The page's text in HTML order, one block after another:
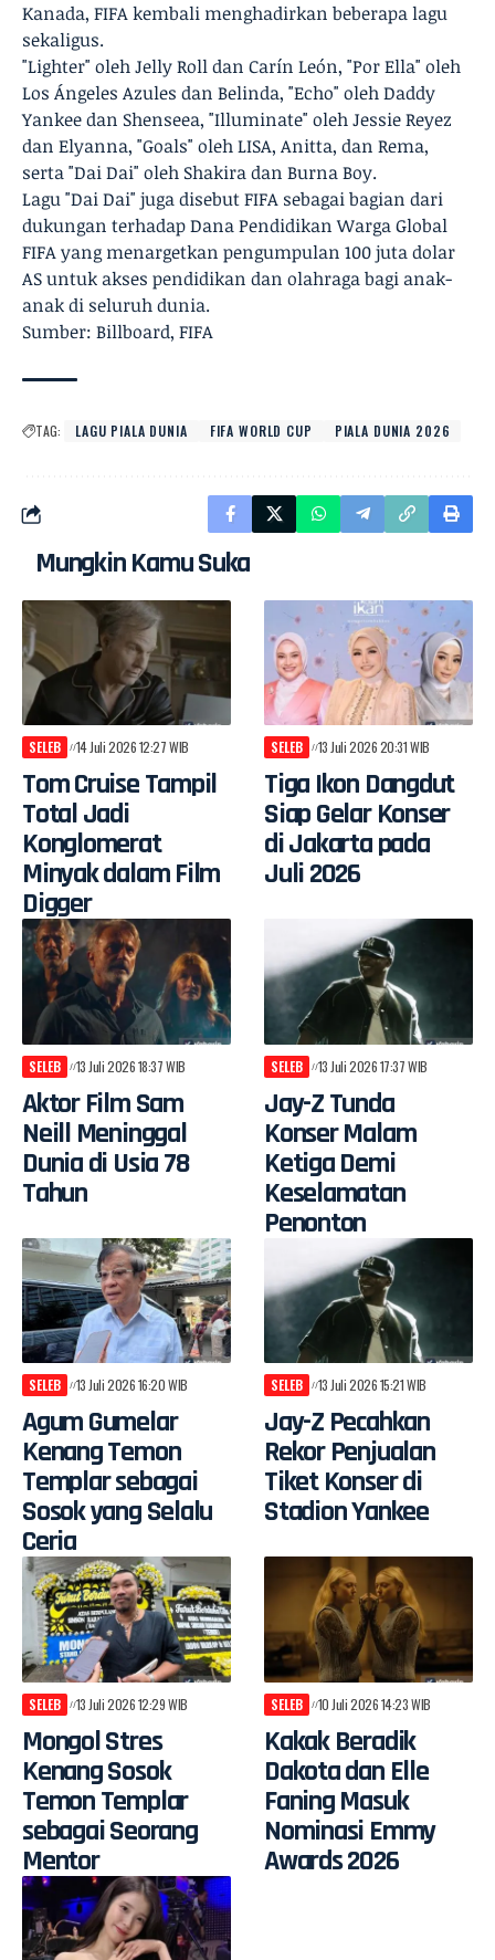
Kanada, FIFA kembali menghadirkan beberapa lagu
sekaligus.
"Lighter" oleh Jelly Roll dan Carín León, "Por Ella" oleh
Los Ángeles Azules dan Belinda, "Echo" oleh Daddy
Yankee dan Shenseea, "Illuminate" oleh Jessie Reyez
dan Elyanna, "Goals" oleh LISA, Anitta, dan Rema,
serta "Dai Dai" oleh Shakira dan Burna Boy.
Lagu "Dai Dai" juga disebut FIFA sebagai bagian dari
dukungan terhadap Dana Pendidikan Warga Global
FIFA yang menargetkan pengumpulan 100 juta dolar
AS untuk akses pendidikan dan olahraga bagi anak-
anak di seluruh dunia.
Sumber: Billboard, FIFA
TAG: LAGU PIALA DUNIA FIFA WORLD CUP PIALA DUNIA 2026
Mungkin Kamu Suka
SELEB 14 Juli 2026 12:27 WIB
Tom Cruise Tampil
Total Jadi
Konglomerat
Minyak dalam Film
Digger
SELEB 13 Juli 2026 20:31 WIB
Tiga Ikon Dangdut
Siap Gelar Konser
di Jakarta pada
Juli 2026
SELEB 13 Juli 2026 18:37 WIB
Aktor Film Sam
Neill Meninggal
Dunia di Usia 78
Tahun
SELEB 13 Juli 2026 17:37 WIB
Jay-Z Tunda
Konser Malam
Ketiga Demi
Keselamatan
Penonton
SELEB 13 Juli 2026 16:20 WIB
Agum Gumelar
Kenang Temon
Templar sebagai
Sosok yang Selalu
Ceria
SELEB 13 Juli 2026 15:21 WIB
Jay-Z Pecahkan
Rekor Penjualan
Tiket Konser di
Stadion Yankee
SELEB 13 Juli 2026 12:29 WIB
Mongol Stres
Kenang Sosok
Temon Templar
sebagai Seorang
Mentor
SELEB 10 Juli 2026 14:23 WIB
Kakak Beradik
Dakota dan Elle
Faning Masuk
Nominasi Emmy
Awards 2026